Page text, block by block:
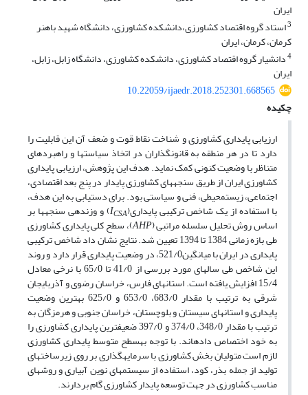
ایران
3استاد گروه اقتصاد کشاورزی،‌دانشکده کشاورزی، دانشگاه شهید باهنر
کرمان، کرمان، ایران
4دانشیار گروه اقتصاد کشاورزی،‌ دانشکده کشاورزی، دانشگاه زابل، زابل،
ایران
10.22059/ijaedr.2018.252301.668565
چکیده
ارزیابی پایداری کشاورزی و شناخت نقاط قوت و ضعف آن این قابلیت را
دارد تا در هر منطقه به قانونگذاران در اتخاذ سیاست­ها و راهبردهای
متناظر با وضعیت کنونی کمک نماید. هدف این پژوهش، ارزیابی پایداری
کشاورزی ایران از طریق سنجه­های کشاورزی پایدار در پنج بعد اقتصادی،
اجتماعی، زیست­محیطی، فنی و سیاستی بود. برای دستیابی به این هدف،
با استفاده از یک شاخص ترکیبی پایداری( ICSA ) و وزن­دهی سنجه­ها بر
اساس روش تحلیل سلسله مراتبی (AHP)، سطح کلی پایداری کشاورزی
طی بازه زمانی 1384 تا 1394 تعیین شد. نتایج نشان داد شاخص ترکیبی
پایداری در ایران با میانگین521/0، در وضعیت پایداری قرار دارد و روند
این شاخص طی سال­های مورد بررسی از 41/0 تا 65/0 با نرخی معادل
15/4 افزایش یافته است. استان­های فارس، خراسان رضوی و آذربایجان
شرقی به ترتیب با مقدار 683/0، 653/0 و 625/0 بهترین وضعیت
پایداری و استان­های سیستان و بلوچستان، خراسان جنوبی و هرمزگان به
ترتیب با مقدار 348/0، 374/0 و 397/0 ضعیف­ترین پایداری کشاورزی را
به خود اختصاص داده­اند. با توجه ­به­سطح متوسط پایداری کشاورزی
لازم است متولیان بخش کشاورزی با سرمایه­گذاری بر روی زیرساخت­های
تولید از جمله بذر، کود، استفاده از سیستم­های نوین آبیاری و روش­های
مناسب کشاورزی در جهت توسعه پایدار کشاورزی گام بردارند.